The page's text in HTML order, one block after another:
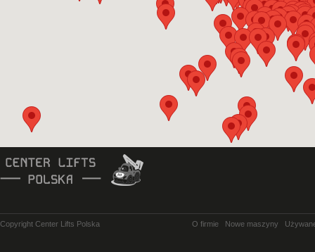
Copyright Center Lifts Polska O firmie Nowe maszyny